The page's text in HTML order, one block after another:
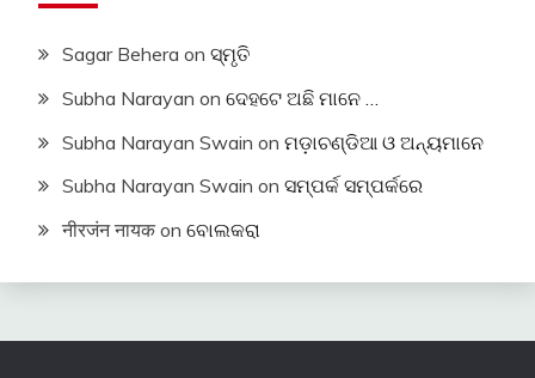
Sagar Behera on ସ୍ମୃତି
Subha Narayan on ଦେହଟେ ଅଛି ମାନେ …
Subha Narayan Swain on ମଡ଼ାଚଣ୍ଡିଆ ଓ ଅନ୍ୟମାନେ
Subha Narayan Swain on ସମ୍ପର୍କ ସମ୍ପର୍କରେ
नीरजंन नायक on ବୋଲକରା